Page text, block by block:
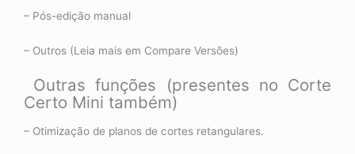
– Pós-edição manual
– Outros (Leia mais em Compare Versões)
Outras funções (presentes no Corte
Certo Mini também)
– Otimização de planos de cortes retangulares.